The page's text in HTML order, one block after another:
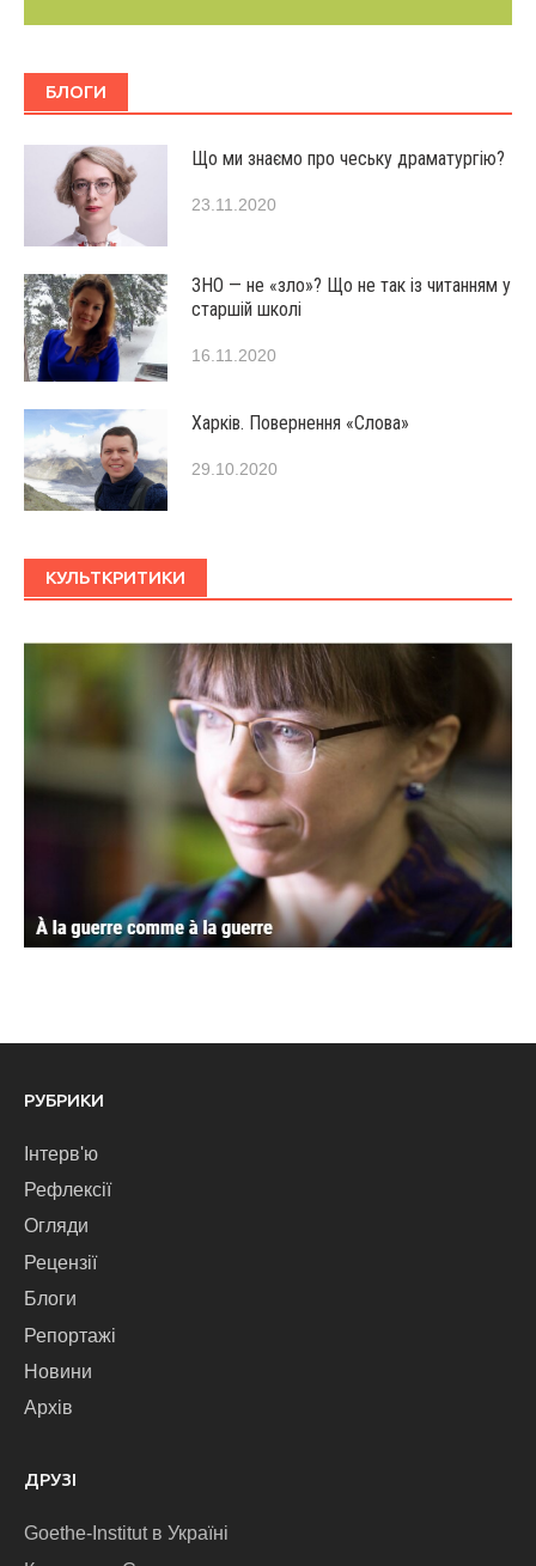
БЛОГИ
Що ми знаємо про чеську драматургію?
23.11.2020
ЗНО — не «зло»? Що не так із читанням у
старшій школі
16.11.2020
Харків. Повернення «Слова»
29.10.2020
КУЛЬТКРИТИКИ
РУБРИКИ
Інтерв'ю
Рефлексії
Огляди
Рецензії
Блоги
Репортажі
Новини
Архів
ДРУЗІ
Goethe-Institut в Україні